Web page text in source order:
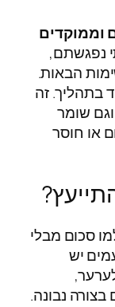
וממוקדים
נפגשתם,
הבאות.
בתהליך. זה
שומר
או חוסר
סכום מבלי
יש
נבונה.